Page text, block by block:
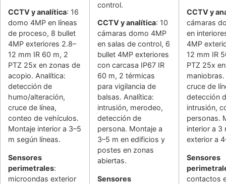
CCTV y analítica: 16
domo 4MP en líneas
de proceso, 8 bullet
4MP exteriores 2.8–
12 mm IR 60 m, 2
PTZ 25x en zonas de
acopio. Analítica:
detección de
humo/alteración,
cruce de línea,
conteo de vehículos.
Montaje interior a 3–5
m según líneas.
Sensores
perimetrales:
microondas exterior
control.
CCTV y analítica: 10
cámaras domo 4MP
en salas de control, 6
bullet 4MP exteriores
con carcasa IP67 IR
60 m, 2 térmicas
para vigilancia de
balsas. Analítica:
intrusión, merodeo,
detección de
persona. Montaje a
3–5 m en edificios y
postes en zonas
abiertas.
Sensores
CCTV y
cámaras
en
4MP
12 mm IR
PTZ 25x
cruce de
detección
intrusión,
personas.
interior a 3
exterior a
Sensores
contactos